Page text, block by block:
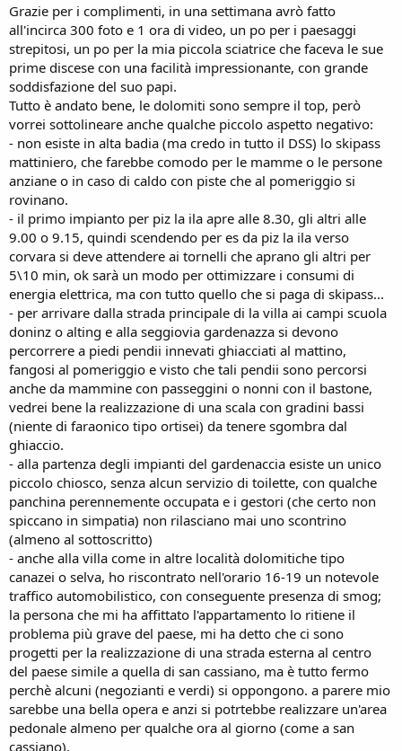
Grazie per i complimenti, in una settimana avrò fatto
all'incirca 300 foto e 1 ora di video, un po per i paesaggi
strepitosi, un po per la mia piccola sciatrice che faceva le sue
prime discese con una facilità impressionante, con grande
soddisfazione del suo papi.
Tutto è andato bene, le dolomiti sono sempre il top, però
vorrei sottolineare anche qualche piccolo aspetto negativo:
- non esiste in alta badia (ma credo in tutto il DSS) lo skipass
mattiniero, che farebbe comodo per le mamme o le persone
anziane o in caso di caldo con piste che al pomeriggio si
rovinano.
- il primo impianto per piz la ila apre alle 8.30, gli altri alle
9.00 o 9.15, quindi scendendo per es da piz la ila verso
corvara si deve attendere ai tornelli che aprano gli altri per
5\10 min, ok sarà un modo per ottimizzare i consumi di
energia elettrica, ma con tutto quello che si paga di skipass...
- per arrivare dalla strada principale di la villa ai campi scuola
doninz o alting e alla seggiovia gardenazza si devono
percorrere a piedi pendii innevati ghiacciati al mattino,
fangosi al pomeriggio e visto che tali pendii sono percorsi
anche da mammine con passeggini o nonni con il bastone,
vedrei bene la realizzazione di una scala con gradini bassi
(niente di faraonico tipo ortisei) da tenere sgombra dal
ghiaccio.
- alla partenza degli impianti del gardenaccia esiste un unico
piccolo chiosco, senza alcun servizio di toilette, con qualche
panchina perennemente occupata e i gestori (che certo non
spiccano in simpatia) non rilasciano mai uno scontrino
(almeno al sottoscritto)
- anche alla villa come in altre località dolomitiche tipo
canazei o selva, ho riscontrato nell'orario 16-19 un notevole
traffico automobilistico, con conseguente presenza di smog;
la persona che mi ha affittato l'appartamento lo ritiene il
problema più grave del paese, mi ha detto che ci sono
progetti per la realizzazione di una strada esterna al centro
del paese simile a quella di san cassiano, ma è tutto fermo
perchè alcuni (negozianti e verdi) si oppongono. a parere mio
sarebbe una bella opera e anzi si potrtebbe realizzare un'area
pedonale almeno per qualche ora al giorno (come a san
cassiano).